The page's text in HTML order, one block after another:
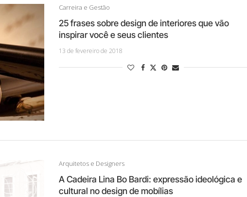
Carreira e Gestão
25 frases sobre design de interiores que vão
inspirar você e seus clientes
13 de fevereiro de 2018
Arquitetos e Designers
A Cadeira Lina Bo Bardi: expressão ideológica e
cultural no design de mobílias